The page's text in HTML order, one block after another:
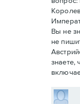
Вы не
не
знаете,